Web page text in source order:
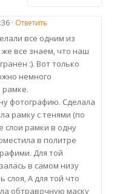
· Ответить
все одним из
все знаем, что наш
:). Вот только
немного
фотографию. Сделала
рамку с тенями (по
слои рамки в одну
в политре
Для той
в самом низу
слоя, А для той что
обтравочную маску